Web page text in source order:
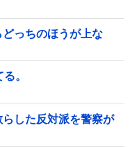
っちのほうが上な
。
した反対派を警察が